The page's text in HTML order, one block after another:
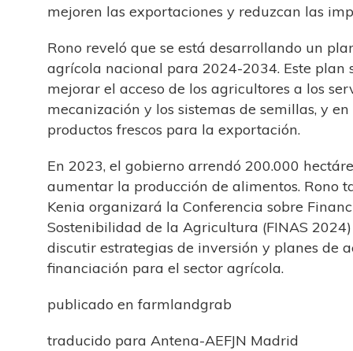
mejoren las exportaciones y reduzcan las
Rono reveló que se está desarrollando un
agrícola nacional para 2024-2034. Este plan
mejorar el acceso de los agricultores a los
mecanización y los sistemas de semillas, y
productos frescos para la exportación.
En 2023, el gobierno arrendó 200.000
aumentar la producción de alimentos. Rono
Kenia organizará la Conferencia sobre
Sostenibilidad de la Agricultura (FINAS
discutir estrategias de inversión y planes de
financiación para el sector agrícola.
publicado en farmlandgrab
traducido para Antena-AEFJN Madrid